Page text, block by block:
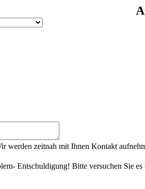
werden zeitnah mit Ihnen Kontakt
Entschuldigung! Bitte versuchen Sie